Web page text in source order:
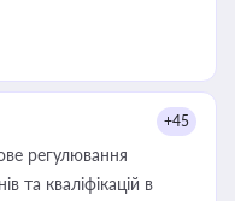
+45
регулювання
та кваліфікацій в